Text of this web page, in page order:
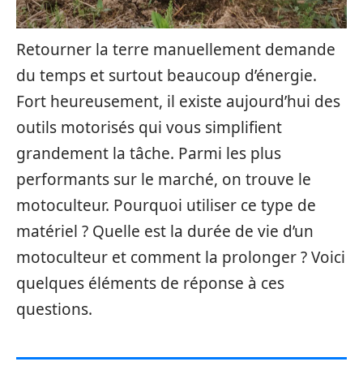
Retourner la terre manuellement demande
du temps et surtout beaucoup d’énergie.
Fort heureusement, il existe aujourd’hui des
outils motorisés qui vous simplifient
grandement la tâche. Parmi les plus
performants sur le marché, on trouve le
motoculteur. Pourquoi utiliser ce type de
matériel ? Quelle est la durée de vie d’un
motoculteur et comment la prolonger ? Voici
quelques éléments de réponse à ces
questions.